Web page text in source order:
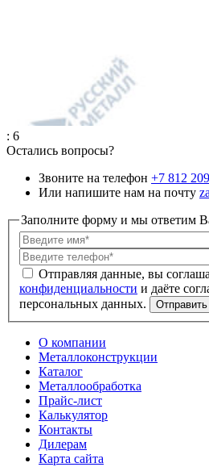
: 6
Остались вопросы?
Звоните на телефон +7 812
Или напишите нам на почту
Заполните форму и мы ответим
конфиденциальности
О компании
Металлоконструкции
Каталог
Металлообработка
Прайс-лист
Калькулятор
Контакты
Дилерам
Карта сайта